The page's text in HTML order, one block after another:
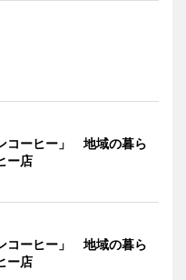
コーヒー」 地域の暮ら
ー店
コーヒー」 地域の暮ら
ー店